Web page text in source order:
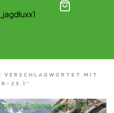
VERSCHLAGWORTET MIT
25.1“
Fishing and More